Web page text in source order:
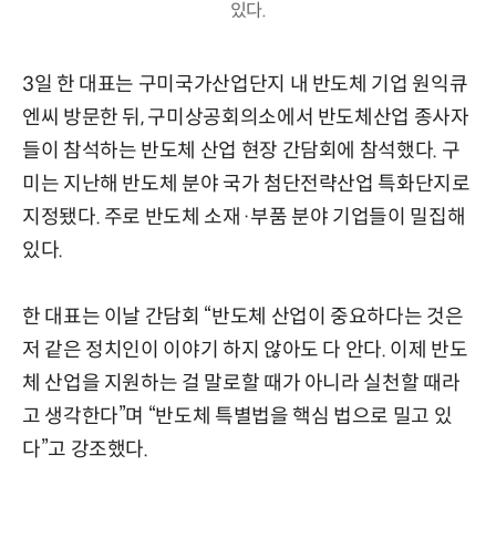
있다.
3일 한 대표는 구미국가산업단지 내 반도체 기업 원익큐
엔씨 방문한 뒤, 구미상공회의소에서 반도체산업 종사자
들이 참석하는 반도체 산업 현장 간담회에 참석했다. 구
미는 지난해 반도체 분야 국가 첨단전략산업 특화단지로
지정됐다. 주로 반도체 소재·부품 분야 기업들이 밀집해
있다.
한 대표는 이날 간담회 “반도체 산업이 중요하다는 것은
저 같은 정치인이 이야기 하지 않아도 다 안다. 이제 반도
체 산업을 지원하는 걸 말로할 때가 아니라 실천할 때라
고 생각한다”며 “반도체 특별법을 핵심 법으로 밀고 있
다”고 강조했다.